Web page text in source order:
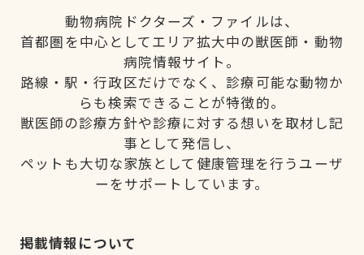
動物病院ドクターズ・ファイルは、
首都圏を中心としてエリア拡大中の獣医師・動物
病院情報サイト。
路線・駅・行政区だけでなく、診療可能な動物か
らも検索できることが特徴的。
獣医師の診療方針や診療に対する想いを取材し記
事として発信し、
ペットも大切な家族として健康管理を行うユーザ
ーをサポートしています。
掲載情報について